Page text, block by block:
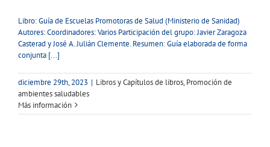
Libro: Guía de Escuelas Promotoras de Salud (Ministerio de Sanidad)
Autores: Coordinadores: Varios Participación del grupo: Javier Zaragoza
Casterad y José A. Julián Clemente. Resumen: Guía elaborada de forma
conjunta [...]
diciembre 29th, 2023 | Libros y Capítulos de libros,Promoción de
ambientes saludables
Más información